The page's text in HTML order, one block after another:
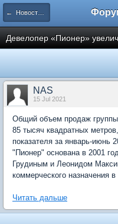
← Новости рынка недвижимости
Девелопер «Пионер»
NAS
15 Jul 2021
Общий объем продаж
85 тысяч квадратных
показателя за январь-июнь
"Пионер" основана в 2001
Грудиным и Леонидом
коммерческого назначения
Читать дальше